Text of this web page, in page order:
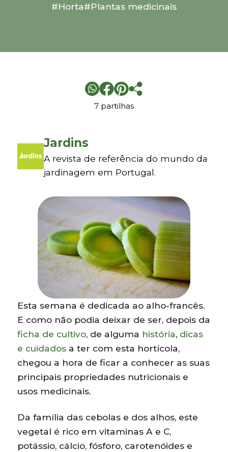
#Horta#Plantas medicinais
7 partilhas
Jardins
A revista de referência do mundo da
jardinagem em Portugal.
Esta semana é dedicada ao alho-francês.
E como não podia deixar de ser, depois da
ficha de cultivo, de alguma história, dicas
e cuidados a ter com esta hortícola,
chegou a hora de ficar a conhecer as suas
principais propriedades nutricionais e
usos medicinais.
Da família das cebolas e dos alhos, este
vegetal é rico em vitaminas A e C,
potássio, cálcio, fósforo, carotenóides e